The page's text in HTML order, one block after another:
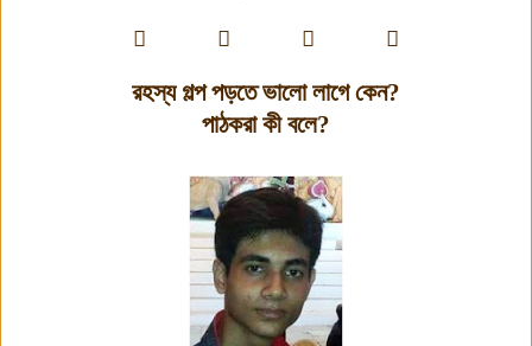
   
রহস্য গল্প পড়তে ভালো লাগে কেন?
পাঠকরা কী বলে?